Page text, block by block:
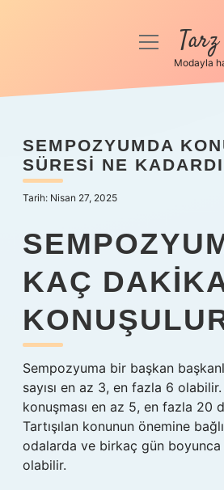
Anasayfa
Yasal Uyarı
Hakkımızda
menüyü
Modayla
SEMPOZYUMDA
SÜRESI NE
Tarih: Nisan 27, 2025
KAÇ
Sempozyuma bir başkan
sayısı en az 3, en fazla 6
konuşması en az 5, en fazla 20
Tartışılan konunun önemine
odalarda ve birkaç gün
olabilir.